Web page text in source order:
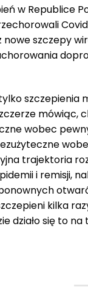
w Republice
szczepy
szczepienia
mówiąc,
wobec
trajektoria
i remisji,
kilka
działo się to